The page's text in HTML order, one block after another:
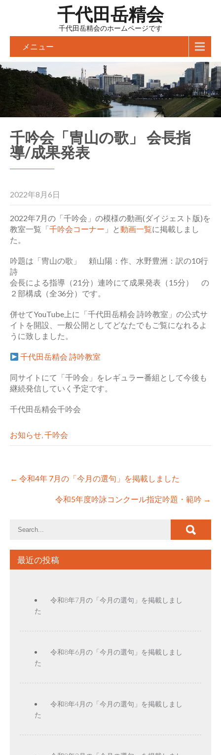
千代田岳精会
千代田岳精会のホームページです
メニュー
千吟会「冑山の歌」 会長指
導/成果発表
2022年8月6日
2022年7月の「千吟会」の模様の動画(ダイジェスト版)を
教室一覧「千吟会コーナー 」と動画一覧に掲載しまし
た。
吟題は「冑山の歌」 頼山陽：作、水野豊洲：訳の10行
詩
会長による指導（21分）連吟にて成果発表（15分） の
２部構成（全36分）です。
併せてYouTube上に「千代田岳精会 詩吟教室」の公式サ
イトを開設、一般公開としてどなたでもご覧になれるよ
うに致しました。
千代田岳精会 詩吟教室
同サイトにて「千吟会」をレギュラー番組として今後も
継続発信していく予定です。
千代田岳精会千吟会
お知らせ,千吟会
Post
navigation
← 令和4年 7月の「今月の選句」を掲載しました
令和5年度吟詠コンクール指定吟題・範吟 →
最近の投稿
令和8年7月の「今月の選句」を掲載しまし
た
令和8年6月の「今月の選句」を掲載しまし
た
令和8年4月の「今月の選句」を掲載しまし
た